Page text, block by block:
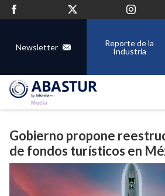
Newsletter
Reporte de la
Industria
Gobierno propone
de fondos turísticos en